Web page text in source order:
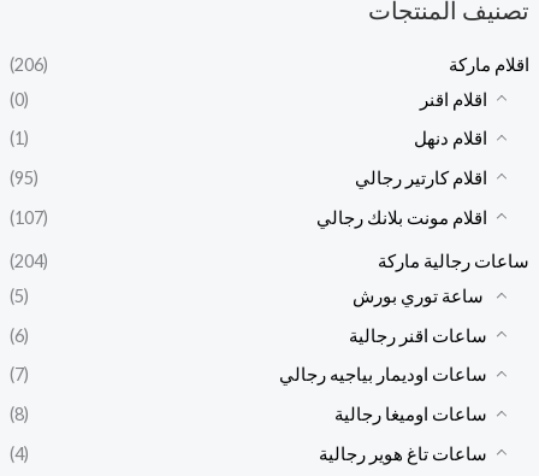
تصنيف المنتجات
اقلام ماركة
(206)
اقلام اقنر
(0)
اقلام دنهل
(1)
اقلام كارتير رجالي
(95)
اقلام مونت بلانك رجالي
(107)
ساعات رجالية ماركة
(204)
ساعة توري بورش
(5)
ساعات اقنر رجالية
(6)
ساعات اوديمار بياجيه رجالي
(7)
ساعات اوميغا رجالية
(8)
ساعات تاغ هوير رجالية
(4)